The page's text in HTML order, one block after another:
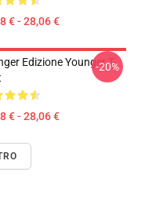
€ - 28,06 €
Edizione Younger T-
€ - 28,06 €
-20%